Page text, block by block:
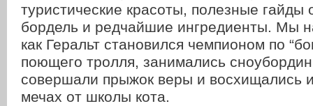
туристические красоты, полезные гайды
бордель и редчайшие ингредиенты. Мы
как Геральт становился чемпионом по
поющего тролля, занимались
совершали прыжок веры и восхищались
мечах от школы кота.